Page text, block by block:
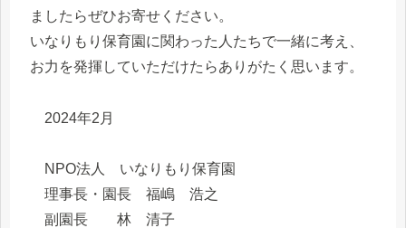
ましたらぜひお寄せください。
いなりもり保育園に関わった人たちで一緒に考え、
お力を発揮していただけたらありがたく思います。
2024年2月
NPO法人 いなりもり保育園
理事長・園長 福嶋 浩之
副園長 林 清子